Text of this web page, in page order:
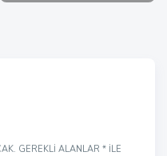
GEREKLI ALANLAR * ILE